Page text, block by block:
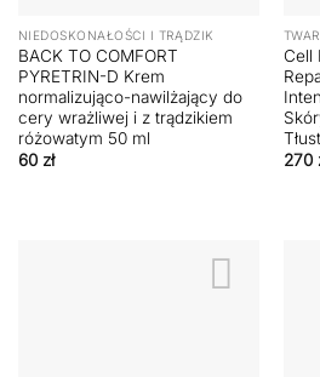
NIEDOSKONAŁOŚCI I TRĄDZIK
BACK TO COMFORT
PYRETRIN-D Krem
normalizująco-nawilżający do
cery wrażliwej i z trądzikiem
różowatym 50 ml
60 zł
Cell
270